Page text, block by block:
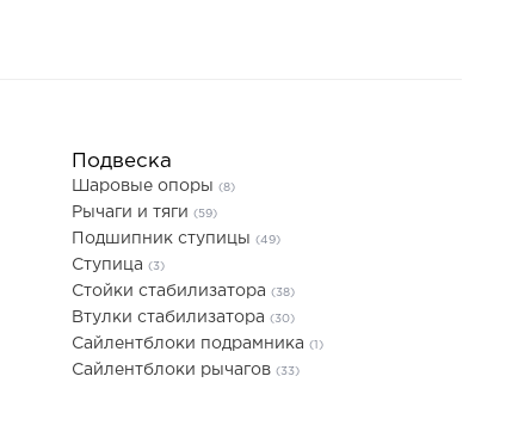
Подвеска
Шаровые опоры (8)
Рычаги и тяги (59)
Подшипник ступицы (49)
Ступица (3)
Стойки стабилизатора (38)
Втулки стабилизатора (30)
Сайлентблоки подрамника (1)
Сайлентблоки рычагов (33)